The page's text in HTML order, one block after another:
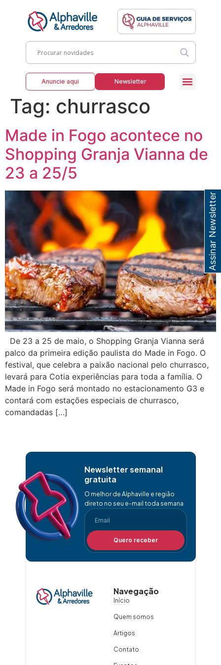
Anuncie aqui Newsletter
Tag: churrasco
Made in Fogo acontece no
Shopping Granja Vianna de
23 a 25/5
De 23 a 25 de maio, o Shopping Granja Vianna será
palco da primeira edição paulista do Made in Fogo. O
festival, que celebra a paixão nacional pelo churrasco,
levará para Cotia experiências para toda a família. O
Made in Fogo será montado no estacionamento G3 e
contará com estações especiais de churrasco,
comandadas […]
Newsletter semanal
gratuita
O melhor de Alphaville e região
direto no seu e-mail toda semana
Quero receber
Navegação
Início
Quem somos
Artigos
Contato
Assinar Newsletter